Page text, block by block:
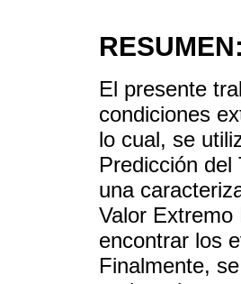
RESUMEN:
El presente
condiciones
lo cual, se
Predicción
una
Valor
encontrar los
Finalmente,